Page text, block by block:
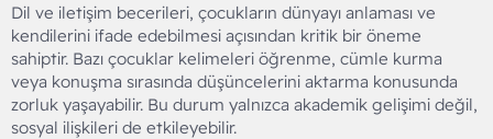
Dil ve iletişim becerileri, çocukların dünyayı anlaması ve
kendilerini ifade edebilmesi açısından kritik bir öneme
sahiptir. Bazı çocuklar kelimeleri öğrenme, cümle kurma
veya konuşma sırasında düşüncelerini aktarma konusunda
zorluk yaşayabilir. Bu durum yalnızca akademik gelişimi değil,
sosyal ilişkileri de etkileyebilir.